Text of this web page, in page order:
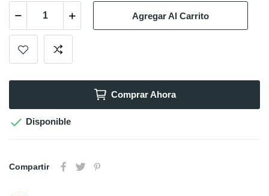
Agregar Al Carrito
Comprar Ahora
 Disponible
Compartir